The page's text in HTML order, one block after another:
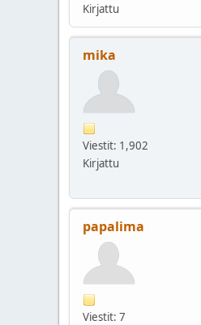
Kirjattu
mika
Viestit: 1,902
Kirjattu
papalima
Viestit: 7